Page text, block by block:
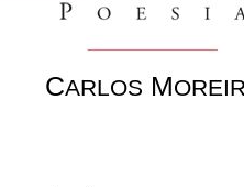
CARLOS M